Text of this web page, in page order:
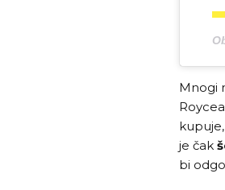
Mnogi
je čak
bi